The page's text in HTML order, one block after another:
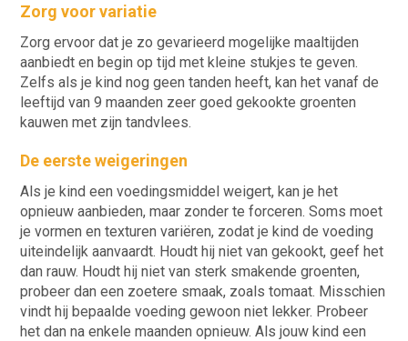
Zorg voor variatie
Zorg ervoor dat je zo gevarieerd mogelijke maaltijden
aanbiedt en begin op tijd met kleine stukjes te geven.
Zelfs als je kind nog geen tanden heeft, kan het vanaf de
leeftijd van 9 maanden zeer goed gekookte groenten
kauwen met zijn tandvlees.
De eerste weigeringen
Als je kind een voedingsmiddel weigert, kan je het
opnieuw aanbieden, maar zonder te forceren. Soms moet
je vormen en texturen variëren, zodat je kind de voeding
uiteindelijk aanvaardt. Houdt hij niet van gekookt, geef het
dan rauw. Houdt hij niet van sterk smakende groenten,
probeer dan een zoetere smaak, zoals tomaat. Misschien
vindt hij bepaalde voeding gewoon niet lekker. Probeer
het dan na enkele maanden opnieuw. Als jouw kind een